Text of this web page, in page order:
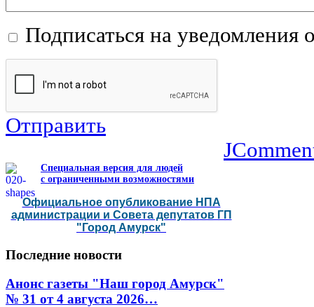
Подписаться на уведомления
Отправить
Специальная версия для людей
с ограниченными возможностями
Официальное опубликование НПА
администрации и Совета депутатов ГП
"Город Амурск"
Последние новости
Анонс газеты "Наш город Амурск"
№ 31 от 4 августа 2026…